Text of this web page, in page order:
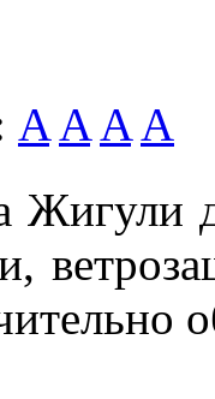
A A A A
Жигули